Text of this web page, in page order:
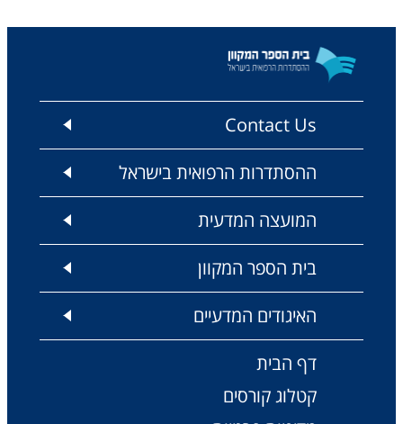
Contact Us
ההסתדרות הרפואית בישראל
המועצה המדעית
בית הספר המקוון
האיגודים המדעיים
דף הבית
קטלוג קורסים